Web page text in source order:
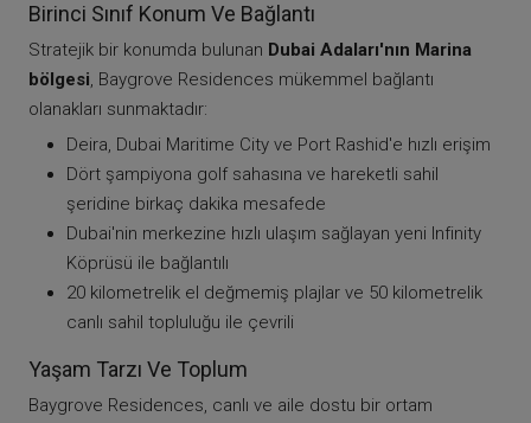
Birinci Sınıf Konum Ve Bağlantı
Stratejik bir konumda bulunan Dubai Adaları'nın Marina
bölgesi, Baygrove Residences mükemmel bağlantı
olanakları sunmaktadır:
Deira, Dubai Maritime City ve Port Rashid'e hızlı erişim
Dört şampiyona golf sahasına ve hareketli sahil
şeridine birkaç dakika mesafede
Dubai'nin merkezine hızlı ulaşım sağlayan yeni Infinity
Köprüsü ile bağlantılı
20 kilometrelik el değmemiş plajlar ve 50 kilometrelik
canlı sahil topluluğu ile çevrili
Yaşam Tarzı Ve Toplum
Baygrove Residences, canlı ve aile dostu bir ortam